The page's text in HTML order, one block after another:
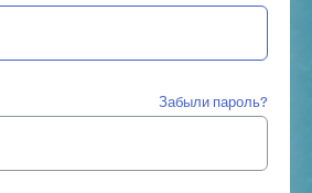
Забыли пароль?